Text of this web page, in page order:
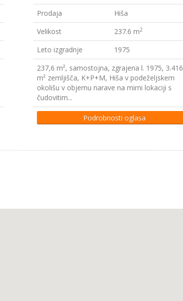
Prodaja
Hiša
Velikost
237.6 m2
Leto izgradnje
1975
237,6 m², samostojna, zgrajena l. 1975, 3.416
m² zemljišča, K+P+M, Hiša v podeželjskem
okolišu v objemu narave na mirni lokaciji s
čudovitim...
Podrobnosti oglasa